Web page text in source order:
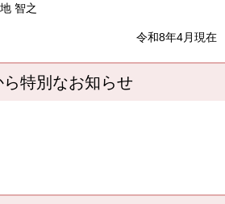
智之
令和8年4月現在
ら特別なお知らせ